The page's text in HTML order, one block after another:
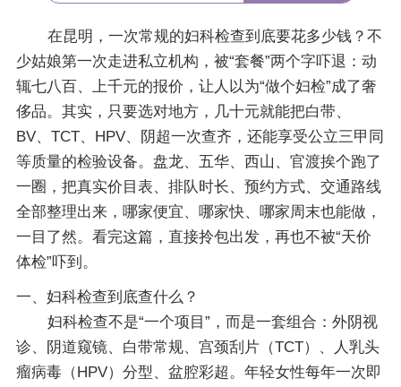
在昆明，一次常规的妇科检查到底要花多少钱？不
少姑娘第一次走进私立机构，被“套餐”两个字吓退：动
辄七八百、上千元的报价，让人以为“做个妇检”成了奢
侈品。其实，只要选对地方，几十元就能把白带、
BV、TCT、HPV、阴超一次查齐，还能享受公立三甲同
等质量的检验设备。盘龙、五华、西山、官渡挨个跑了
一圈，把真实价目表、排队时长、预约方式、交通路线
全部整理出来，哪家便宜、哪家快、哪家周末也能做，
一目了然。看完这篇，直接拎包出发，再也不被“天价
体检”吓到。
一、妇科检查到底查什么？
妇科检查不是“一个项目”，而是一套组合：外阴视
诊、阴道窥镜、白带常规、宫颈刮片（TCT）、人乳头
瘤病毒（HPV）分型、盆腔彩超。年轻女性每年一次即